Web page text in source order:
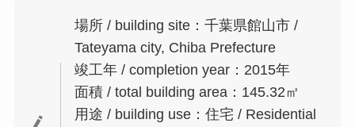
場所 / building site：千葉県館山市 /
Tateyama city, Chiba Prefecture
竣工年 / completion year：2015年
面積 / total building area：145.32㎡
用途 / building use：住宅 / Residential